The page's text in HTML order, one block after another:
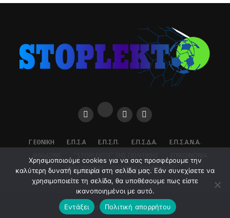
Γ ΕΘΝΙΚΉ Ε.Π.Σ.Α Ε.Π.Σ.Π. Ε.Π.Σ.Δ.Α.
Ε.Π.Σ.Α.Ν.Α.
ΌΡΟΙ ΧΡΉΣΗΣ – ΠΟΛΙΤΙΚΉ ΑΠΟΡΡΉΤΟΥ
Copyright © 2026 stoplekto.gr
Χρησιμοποιούμε cookies για να σας προσφέρουμε την
καλύτερη δυνατή εμπειρία στη σελίδα μας. Εάν συνεχίσετε να
χρησιμοποιείτε τη σελίδα, θα υποθέσουμε πως είστε
ικανοποιημένοι με αυτό.
Εντάξει
Πολιτική απορρήτου